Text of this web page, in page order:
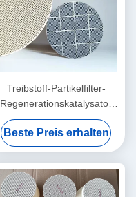
Treibstoff-Partikelfilter-
Regenerationskatalysator
Ppf Dpf auf Auto-Euro 6 VI
Beste Preis erhalten